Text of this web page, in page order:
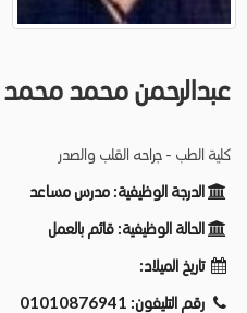
عبدالرحمن محمد
كلية الطب - جراحه القلب والصدر
الدرجة الوظيفية: مدرس مساعد
الحالة الوظيفية: قائم بالعمل
تاريخ الميلاد:
رقم التليفون: 01010876941